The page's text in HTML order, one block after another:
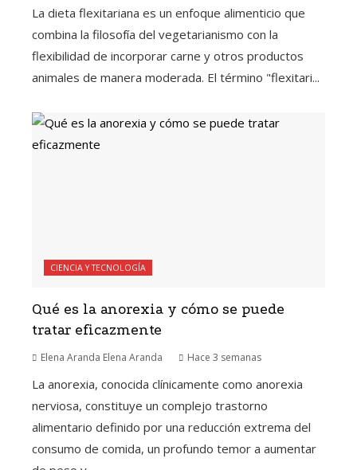
La dieta flexitariana es un enfoque alimenticio que
combina la filosofía del vegetarianismo con la
flexibilidad de incorporar carne y otros productos
animales de manera moderada. El término "flexitari...
CIENCIA Y TECNOLOGÍA
Qué es la anorexia y cómo se puede
tratar eficazmente
Elena Aranda Elena Aranda Hace 3 semanas
La anorexia, conocida clínicamente como anorexia
nerviosa, constituye un complejo trastorno
alimentario definido por una reducción extrema del
consumo de comida, un profundo temor a aumentar